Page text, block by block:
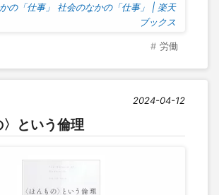
の「仕事」 社会のなかの「仕事」 | 楽天
ブックス
労働
2024-04-12
〉という倫理